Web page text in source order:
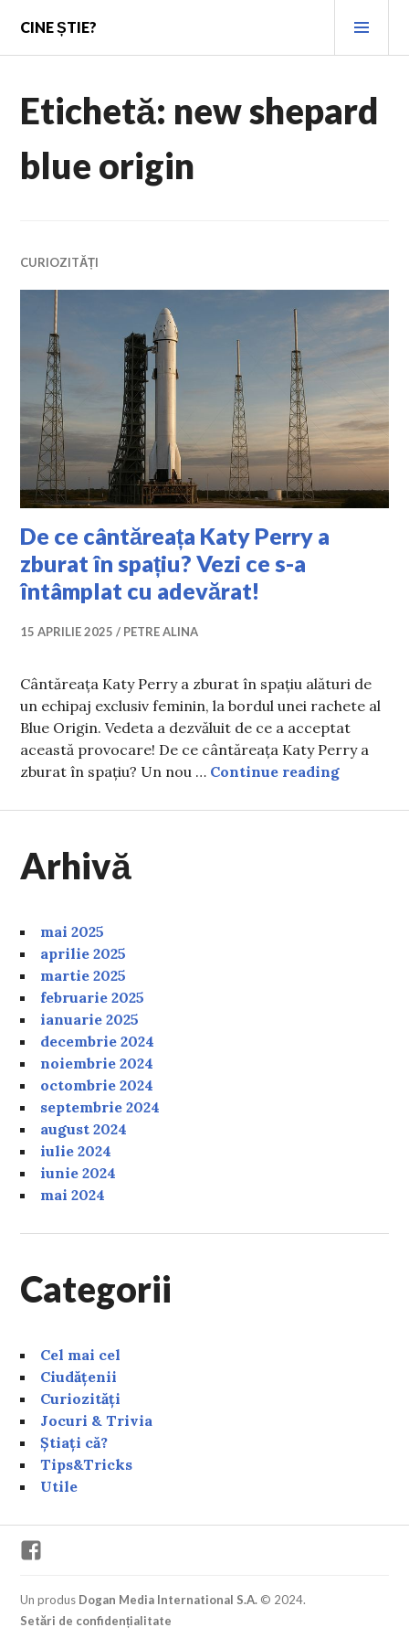
content
CINE ȘTIE?
Etichetă: new shepard
blue origin
CURIOZITĂȚI
De ce cântăreața Katy Perry a
zburat în spațiu? Vezi ce s-a
întâmplat cu adevărat!
15 APRILIE 2025 PETRE ALINA
Cântăreața Katy Perry a zburat în spațiu alături de
un echipaj exclusiv feminin, la bordul unei rachete al
Blue Origin. Vedeta a dezvăluit de ce a acceptat
această provocare! De ce cântăreața Katy Perry a
zburat în spațiu? Un nou … Continue readingDe ce
Arhivă
mai 2025
aprilie 2025
martie 2025
februarie 2025
ianuarie 2025
decembrie 2024
noiembrie 2024
octombrie 2024
septembrie 2024
august 2024
iulie 2024
iunie 2024
mai 2024
Categorii
Cel mai cel
Ciudățenii
Curiozități
Jocuri & Trivia
Știați că?
Tips&Tricks
Utile
Un produs Dogan Media International S.A. © 2024.
Setări de confidențialitate